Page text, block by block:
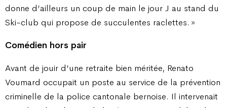
donne d’ailleurs un coup de main le jour J au stand du
Ski-club qui propose de succulentes raclettes. »
Comédien hors pair
Avant de jouir d’une retraite bien méritée, Renato
Voumard occupait un poste au service de la prévention
criminelle de la police cantonale bernoise. Il intervenait